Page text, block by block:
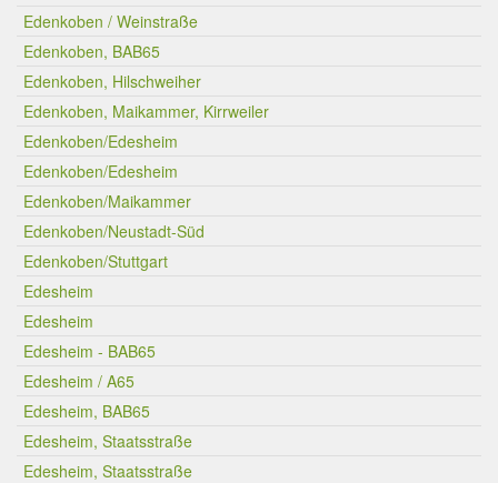
Edenkoben / Weinstraße
Edenkoben, BAB65
Edenkoben, Hilschweiher
Edenkoben, Maikammer, Kirrweiler
Edenkoben/Edesheim
Edenkoben/Edesheim
Edenkoben/Maikammer
Edenkoben/Neustadt-Süd
Edenkoben/Stuttgart
Edesheim
Edesheim
Edesheim - BAB65
Edesheim / A65
Edesheim, BAB65
Edesheim, Staatsstraße
Edesheim, Staatsstraße